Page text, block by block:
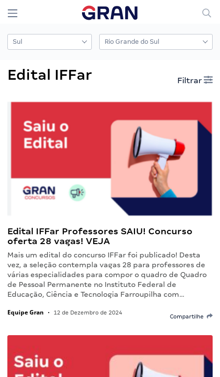
Edital IFFar Filtrar
Edital IFFar Professores SAIU! Concurso
oferta 28 vagas! VEJA
Mais um edital do concurso IFFar foi publicado! Desta
vez, a seleção contempla vagas 28 para professores de
várias especialidades para compor o quadro de Quadro
de Pessoal Permanente no Instituto Federal de
Educação, Ciência e Tecnologia Farroupilha com…
Equipe Gran • 12 de Dezembro de 2024
Compartilhe